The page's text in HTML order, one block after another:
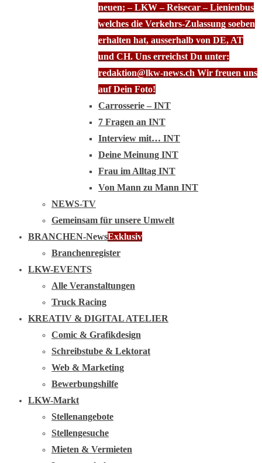
neuen; – LKW – Reisecar – Lienienbus
welches die Verkehrs-Zulassung soeben
erhalten hat, ausserhalb von DE, AT
und CH. Uns erreichst Du unter:
redaktion@lkw-news.ch Wir freuen uns
auf Dein Foto!
Carrosserie – INT
7 Fragen an INT
Interview mit… INT
Deine Meinung INT
Frau im Alltag INT
Von Mann zu Mann INT
NEWS-TV
Gemeinsam für unsere Umwelt
BRANCHEN-NewsExklusiv
Branchenregister
LKW-EVENTS
Alle Veranstaltungen
Truck Racing
KREATIV & DIGITAL ATELIER
Comic & Grafikdesign
Schreibstube & Lektorat
Web & Marketing
Bewerbungshilfe
LKW-Markt
Stellenangebote
Stellengesuche
Mieten & Vermieten